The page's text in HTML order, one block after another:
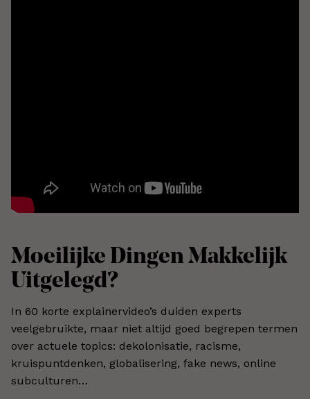
Moeilijke Dingen Makkelijk
Uitgelegd?
In 60 korte explainervideo’s duiden experts
veelgebruikte, maar niet altijd goed begrepen termen
over actuele topics: dekolonisatie, racisme,
kruispuntdenken, globalisering, fake news, online
subculturen…